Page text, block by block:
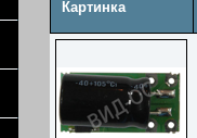
Картинка